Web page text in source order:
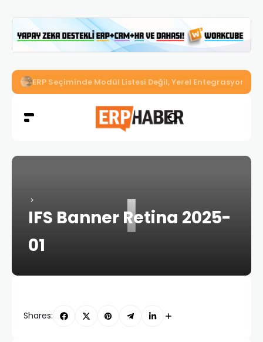
ERP Seçiminde Modül Listesi Değil, Yerel Entegrasyon
I
IFS Banner Retina 2025-
01
Shares: